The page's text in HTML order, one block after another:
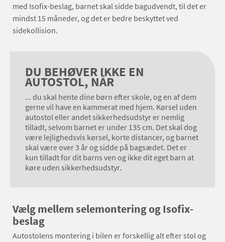
med Isofix-beslag, barnet skal sidde bagudvendt, til det er
mindst 15 måneder, og det er bedre beskyttet ved
sidekollision.
DU BEHØVER IKKE EN
AUTOSTOL, NÅR
... du skal hente dine børn efter skole, og en af dem
gerne vil have en kammerat med hjem. Kørsel uden
autostol eller andet sikkerhedsudstyr er nemlig
tilladt, selvom barnet er under 135 cm. Det skal dog
være lejlighedsvis kørsel, korte distancer, og barnet
skal være over 3 år og sidde på bagsædet. Det er
kun tilladt for dit barns ven og ikke dit eget barn at
køre uden sikkerhedsudstyr.
Vælg mellem selemontering og Isofix-
beslag
Autostolens montering i bilen er forskellig alt efter stol og